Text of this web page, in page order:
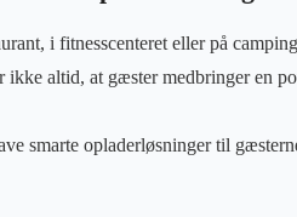
i fitnesscenteret eller på
altid, at gæster medbringer en
smarte opladerløsninger til